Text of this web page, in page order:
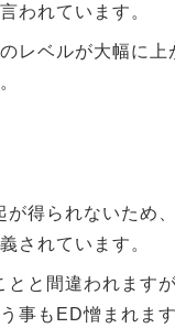
われています。
レベルが大幅に
得られないため
されています。
と間違われます
事もED憎まれます